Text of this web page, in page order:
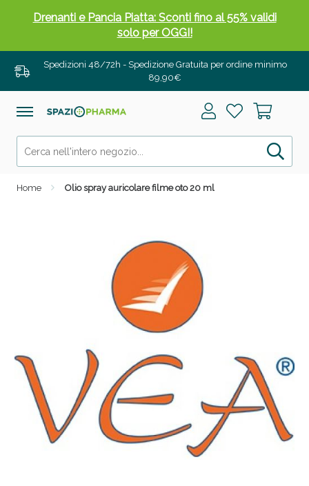
Spedizioni 48/72h - Spedizione Gratuita per ordine minimo
89,90€
Home Olio spray auricolare filme oto 20 ml
Drenanti e Pancia Piatta: Sconti fino al 55% validi
solo per OGGI!
Salini e Multivitaminici: oggi Sconto extra fino al